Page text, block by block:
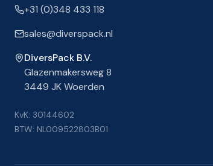
+31 (0)348 433 118
sales@diverspack.nl
DiversPack B.V.
Glazenmakersweg 8
3449 JK Woerden
KvK: 30144602
BTW: NL009522803B01